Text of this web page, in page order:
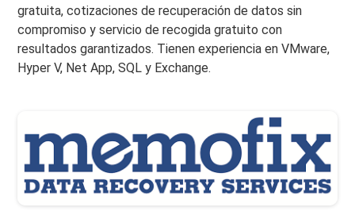
gratuita, cotizaciones de recuperación de datos sin
compromiso y servicio de recogida gratuito con
resultados garantizados. Tienen experiencia en VMware,
Hyper V, Net App, SQL y Exchange.